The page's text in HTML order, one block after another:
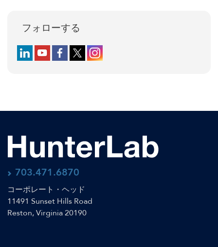
フォローする
Follow us on LinkedIn
Follow us on YouTube
Follow us on Facebook
Follow us on X (formerly Twitter)
Follow us on Instagram
703.471.6870
コーポレート・ヘッド
11491 Sunset Hills Road
Reston, Virginia 20190